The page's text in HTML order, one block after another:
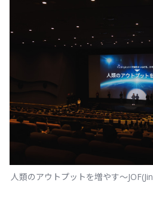
人類のアウトプットを増やす～